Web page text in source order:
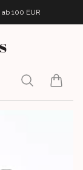
ab 100 EUR
Search
items